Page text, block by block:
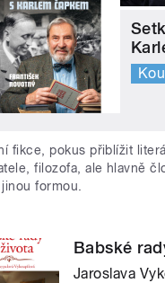
fikce, pokus přiblížit
filozofa, ale hlavně
formou.
Babské
Jaroslava